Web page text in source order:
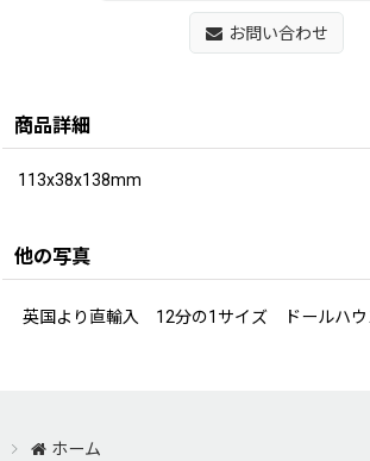
お問い合わせ
商品詳細
113x38x138mm
他の写真
英国より直輸入 12分の1サイズ ドールハウ
ホーム